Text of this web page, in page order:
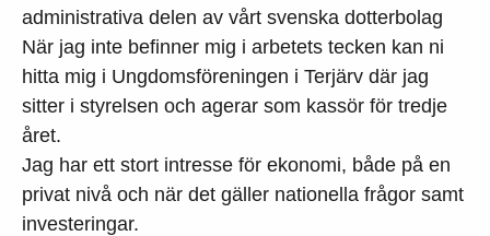
administrativa delen av vårt svenska dotterbolag
När jag inte befinner mig i arbetets tecken kan ni
hitta mig i Ungdomsföreningen i Terjärv där jag
sitter i styrelsen och agerar som kassör för tredje
året.
Jag har ett stort intresse för ekonomi, både på en
privat nivå och när det gäller nationella frågor samt
investeringar.